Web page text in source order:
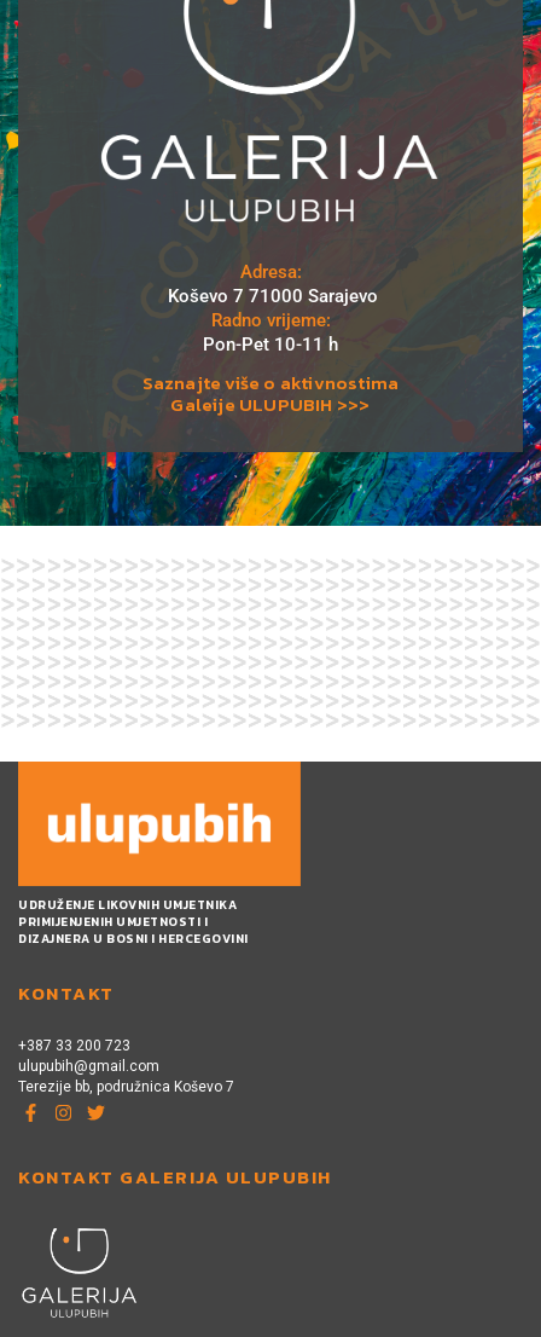
Adresa:
Koševo 7 71000 Sarajevo
Radno vrijeme:
Pon-Pet 10-11 h
Saznajte više o aktivnostima
Galeije ULUPUBIH >>>
UDRUŽENJE LIKOVNIH UMJETNIKA
PRIMIJENJENIH UMJETNOSTI I
DIZAJNERA U BOSNI I HERCEGOVINI
KONTAKT
+387 33 200 723
ulupubih@gmail.com
Terezije bb, podružnica Koševo 7
KONTAKT GALERIJA ULUPUBIH